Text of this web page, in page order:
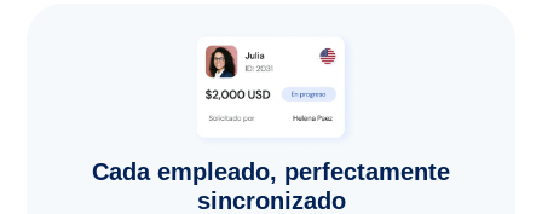
Cada empleado, perfectamente
sincronizado